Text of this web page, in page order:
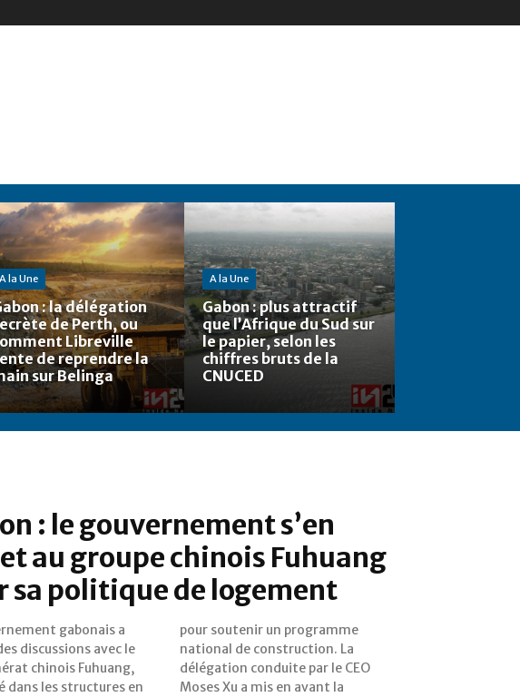
A la Une
: la délégation
de Perth, ou
Libreville
de reprendre la
sur Belinga
A la Une
Gabon : plus attractif
que l’Afrique du Sud sur
le papier, selon les
chiffres bruts de la
CNUCED
: le gouvernement s’en
au groupe chinois Fuhuang
sa politique de logement
gabonais a
discussions avec le
chinois Fuhuang,
dans les structures en
un programme
de construction. La
conduite par le CEO
a mis en avant la